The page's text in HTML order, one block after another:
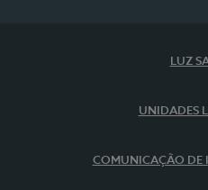
LUZ
UNIDADES
COMUNICAÇÃO DE